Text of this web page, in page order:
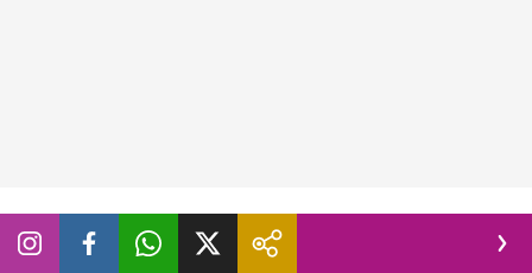
su:
Facebook ,Instagram X.